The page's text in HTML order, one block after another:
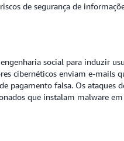
de segurança de
social para induzir
cibernéticos enviam e-mails
pagamento falsa. Os ataques
que instalam malware